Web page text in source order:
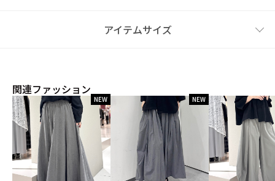
アイテムサイズ
関連ファッション
NEW NEW